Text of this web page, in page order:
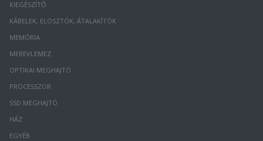
KIEGÉSZÍTŐ
KÁBELEK, ELOSZTÓK, ÁTALAKÍTÓK
MEMÓRIA
MEREVLEMEZ
OPTIKAI MEGHAJTÓ
PROCESSZOR
SSD MEGHAJTÓ
HÁZ
EGYÉB